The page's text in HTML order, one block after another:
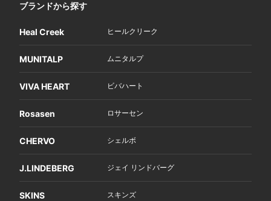
ブランドから探す
Heal Creek ヒールクリーク
MUNITALP ムニタルプ
VIVA HEART ビバハート
Rosasen ロサーセン
CHERVO シェルボ
J.LINDEBERG ジェイ リンドバーグ
SKINS スキンズ